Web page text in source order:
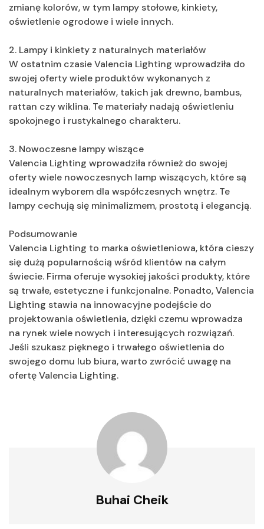
zmianę kolorów, w tym lampy stołowe, kinkiety,
oświetlenie ogrodowe i wiele innych.
2. Lampy i kinkiety z naturalnych materiałów
W ostatnim czasie Valencia Lighting wprowadziła do
swojej oferty wiele produktów wykonanych z
naturalnych materiałów, takich jak drewno, bambus,
rattan czy wiklina. Te materiały nadają oświetleniu
spokojnego i rustykalnego charakteru.
3. Nowoczesne lampy wiszące
Valencia Lighting wprowadziła również do swojej
oferty wiele nowoczesnych lamp wiszących, które są
idealnym wyborem dla współczesnych wnętrz. Te
lampy cechują się minimalizmem, prostotą i elegancją.
Podsumowanie
Valencia Lighting to marka oświetleniowa, która cieszy
się dużą popularnością wśród klientów na całym
świecie. Firma oferuje wysokiej jakości produkty, które
są trwałe, estetyczne i funkcjonalne. Ponadto, Valencia
Lighting stawia na innowacyjne podejście do
projektowania oświetlenia, dzięki czemu wprowadza
na rynek wiele nowych i interesujących rozwiązań.
Jeśli szukasz pięknego i trwałego oświetlenia do
swojego domu lub biura, warto zwrócić uwagę na
ofertę Valencia Lighting.
Buhai Cheik